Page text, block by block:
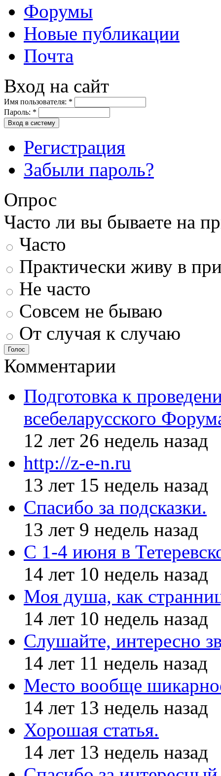
Форумы
Новые публикации
Почта
Вход на сайт
Имя пользователя: *
Пароль: *
Вход в систему
Регистрация
Забыли пароль?
Опрос
Часто ли вы бываете на
Часто
Практически живу в
Не часто
Совсем не бываю
От случая к случаю
Голос
Комментарии
Подготовка к
всебеларусского
12 лет 26 недель назад
http://z-e-n.ru
13 лет 15 недель назад
Спасибо за подсказки.
13 лет 9 недель назад
С 1-4 июня в
14 лет 10 недель назад
Моя душа, как
14 лет 10 недель назад
Слушайте, интересно
14 лет 11 недель назад
Место вообще
14 лет 13 недель назад
Хорошая статья.
14 лет 13 недель назад